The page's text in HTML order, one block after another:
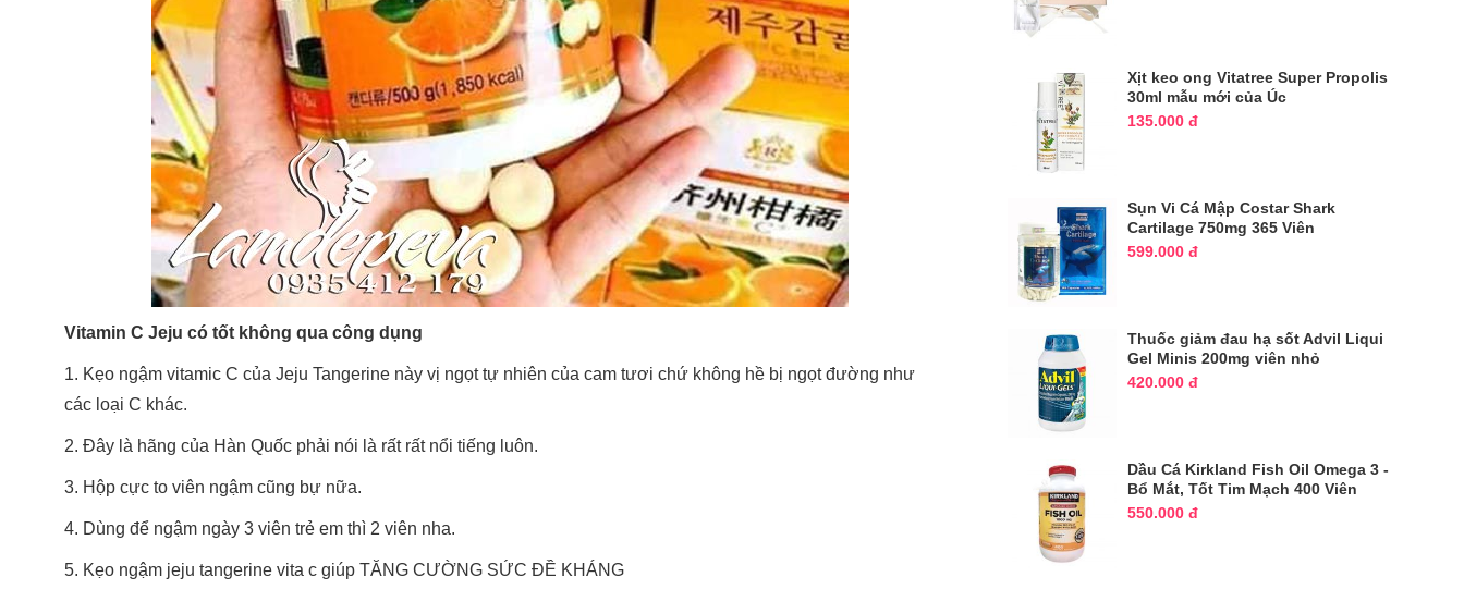
Vitamin C Jeju có tốt không qua công dụng
1. Kẹo ngậm vitamic C của Jeju Tangerine này vị ngọt tự nhiên của cam tươi chứ không hề bị ngọt đường như
các loại C khác.
2. Đây là hãng của Hàn Quốc phải nói là rất rất nổi tiếng luôn.
3. Hộp cực to viên ngậm cũng bự nữa.
4. Dùng để ngậm ngày 3 viên trẻ em thì 2 viên nha.
5. Kẹo ngậm jeju tangerine vita c giúp TĂNG CƯỜNG SỨC ĐỀ KHÁNG
Xịt keo ong Vitatree Super Propolis
30ml mẫu mới của Úc
135.000 đ
Sụn Vi Cá Mập Costar Shark
Cartilage 750mg 365 Viên
599.000 đ
Thuốc giảm đau hạ sốt Advil Liqui
Gel Minis 200mg viên nhỏ
420.000 đ
Dầu Cá Kirkland Fish Oil Omega 3 -
Bổ Mắt, Tốt Tim Mạch 400 Viên
550.000 đ